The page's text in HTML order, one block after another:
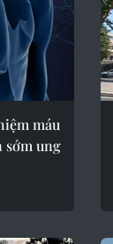
máu
sớm ung